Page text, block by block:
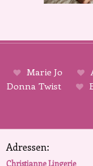
Marie Jo
Donna Twist
Adressen:
Christianne Lingerie